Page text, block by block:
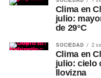
Clima en
julio:
de 29°C
SOCIEDAD 2
Clima en
julio: cielo
llovizna